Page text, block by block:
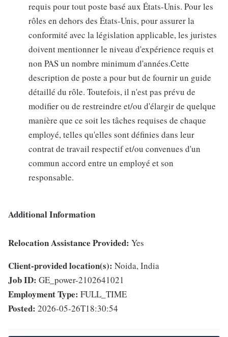
requis pour tout poste basé aux États-Unis. Pour les
rôles en dehors des États-Unis, pour assurer la
conformité avec la législation applicable, les juristes
doivent mentionner le niveau d'expérience requis et
non PAS un nombre minimum d'années.Cette
description de poste a pour but de fournir un guide
détaillé du rôle. Toutefois, il n'est pas prévu de
modifier ou de restreindre et/ou d'élargir de quelque
manière que ce soit les tâches requises de chaque
employé, telles qu'elles sont définies dans leur
contrat de travail respectif et/ou convenues d'un
commun accord entre un employé et son
responsable.
Additional Information
Relocation Assistance Provided: Yes
Client-provided location(s): Noida, India
Job ID: GE_power-2102641021
Employment Type: FULL_TIME
Posted: 2026-05-26T18:30:54